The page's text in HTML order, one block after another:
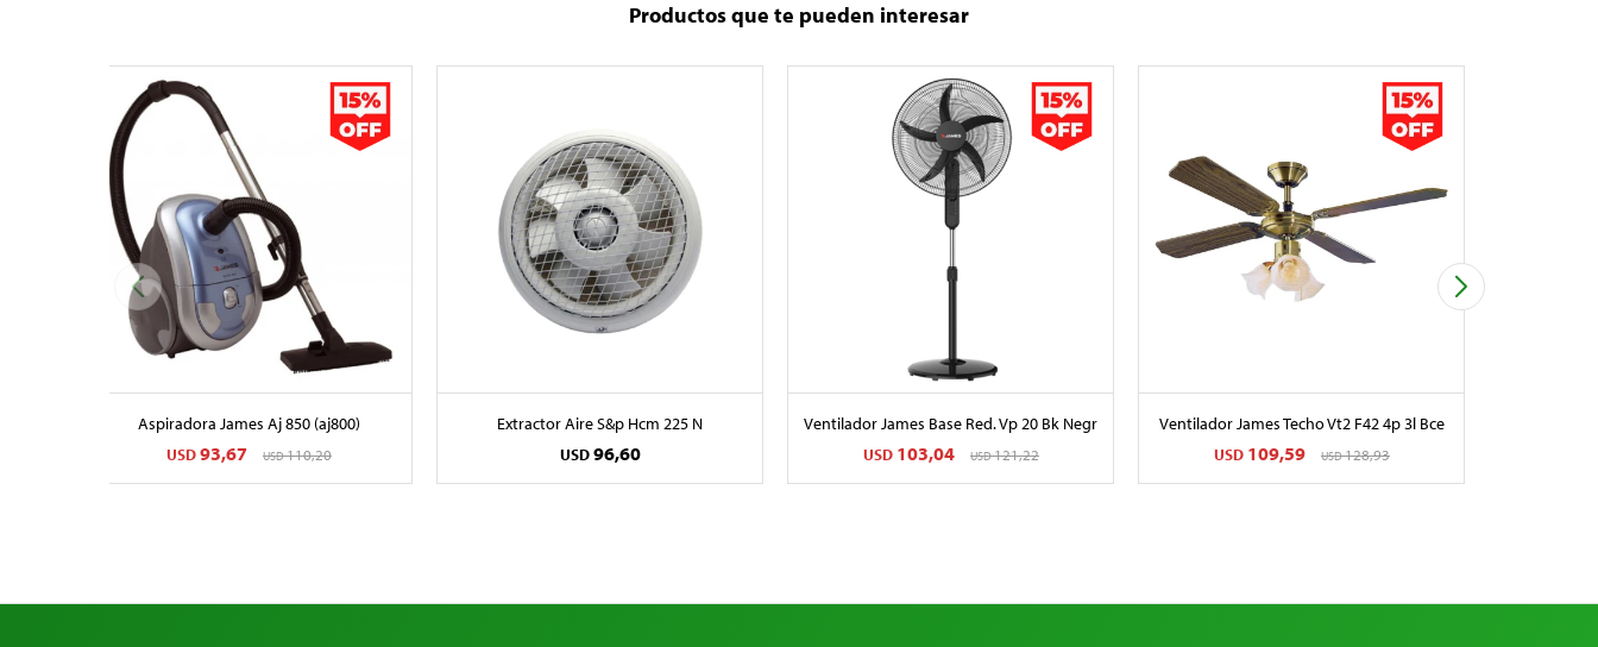
Productos que te pueden interesar
Aspiradora James Aj 850 (aj800)
USD93,67 USD110,20
Extractor Aire S&p Hcm 225 N
USD 96,60
Ventilador James Base Red. Vp 20 Bk Negr
USD 103,04 USD121,22
Ventilador James Techo Vt2 F42 4p 3l Bce
USD 109,59 USD128,93